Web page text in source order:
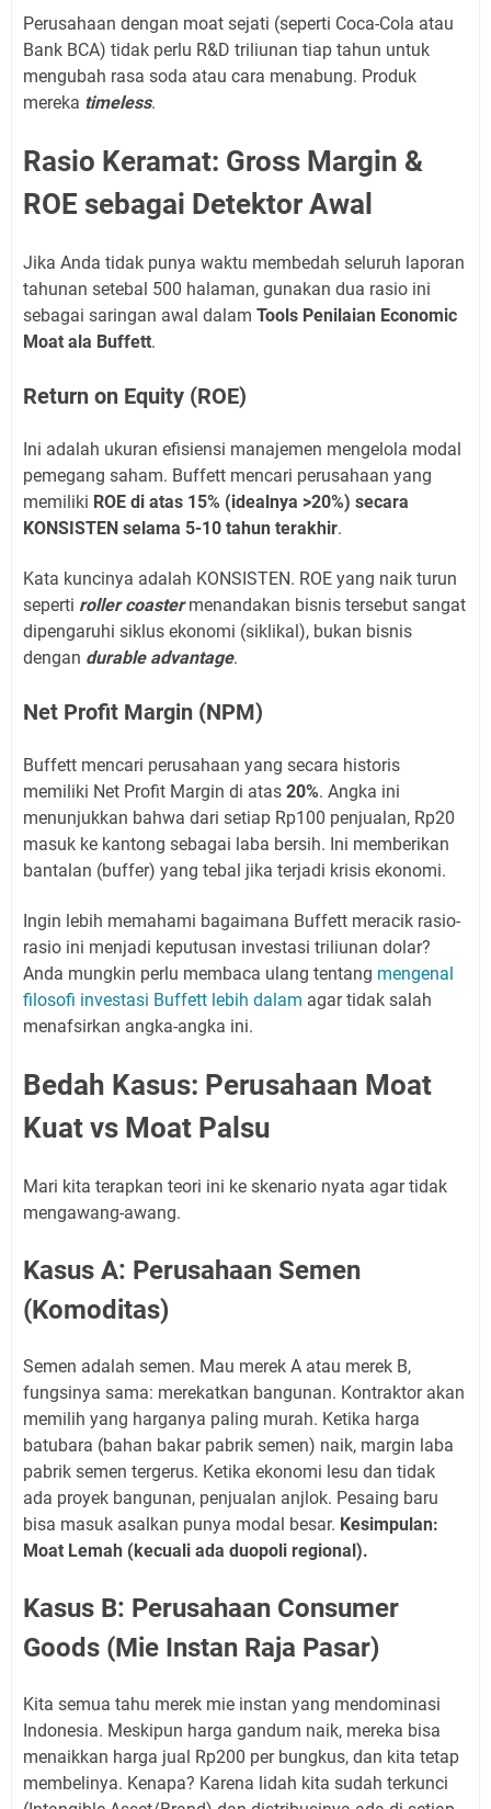
Perusahaan dengan moat sejati (seperti Coca-Cola atau
Bank BCA) tidak perlu R&D triliunan tiap tahun untuk
mengubah rasa soda atau cara menabung. Produk
mereka timeless.
Rasio Keramat: Gross Margin &
ROE sebagai Detektor Awal
Jika Anda tidak punya waktu membedah seluruh laporan
tahunan setebal 500 halaman, gunakan dua rasio ini
sebagai saringan awal dalam Tools Penilaian Economic
Moat ala Buffett.
Return on Equity (ROE)
Ini adalah ukuran efisiensi manajemen mengelola modal
pemegang saham. Buffett mencari perusahaan yang
memiliki ROE di atas 15% (idealnya >20%) secara
KONSISTEN selama 5-10 tahun terakhir.
Kata kuncinya adalah KONSISTEN. ROE yang naik turun
seperti roller coastermenandakan bisnis tersebut sangat
dipengaruhi siklus ekonomi (siklikal), bukan bisnis
dengan durable advantage.
Net Profit Margin (NPM)
Buffett mencari perusahaan yang secara historis
memiliki Net Profit Margin di atas 20%. Angka ini
menunjukkan bahwa dari setiap Rp100 penjualan, Rp20
masuk ke kantong sebagai laba bersih. Ini memberikan
bantalan (buffer) yang tebal jika terjadi krisis ekonomi.
Ingin lebih memahami bagaimana Buffett meracik rasio-
rasio ini menjadi keputusan investasi triliunan dolar?
Anda mungkin perlu membaca ulang tentang mengenal
filosofi investasi Buffett lebih dalam agar tidak salah
menafsirkan angka-angka ini.
Bedah Kasus: Perusahaan Moat
Kuat vs Moat Palsu
Mari kita terapkan teori ini ke skenario nyata agar tidak
mengawang-awang.
Kasus A: Perusahaan Semen
(Komoditas)
Semen adalah semen. Mau merek A atau merek B,
fungsinya sama: merekatkan bangunan. Kontraktor akan
memilih yang harganya paling murah. Ketika harga
batubara (bahan bakar pabrik semen) naik, margin laba
pabrik semen tergerus. Ketika ekonomi lesu dan tidak
ada proyek bangunan, penjualan anjlok. Pesaing baru
bisa masuk asalkan punya modal besar. Kesimpulan:
Moat Lemah (kecuali ada duopoli regional).
Kasus B: Perusahaan Consumer
Goods (Mie Instan Raja Pasar)
Kita semua tahu merek mie instan yang mendominasi
Indonesia. Meskipun harga gandum naik, mereka bisa
menaikkan harga jual Rp200 per bungkus, dan kita tetap
membelinya. Kenapa? Karena lidah kita sudah terkunci